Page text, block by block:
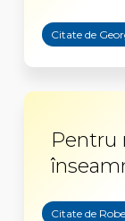
Citate de
Pentru
Citate de